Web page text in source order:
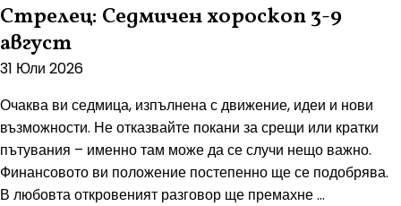
Стрелец: Седмичен хороскоп 3-9
август
31 Юли 2026
Очаква ви седмица, изпълнена с движение, идеи и нови
възможности. Не отказвайте покани за срещи или кратки
пътувания – именно там може да се случи нещо важно.
Финансовото ви положение постепенно ще се подобрява.
В любовта откровеният разговор ще премахне ...